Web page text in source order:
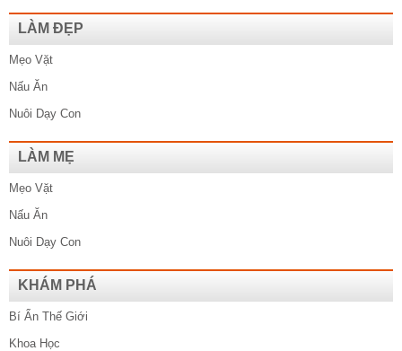
LÀM ĐẸP
Mẹo Vặt
Nấu Ăn
Nuôi Dạy Con
LÀM MẸ
Mẹo Vặt
Nấu Ăn
Nuôi Dạy Con
KHÁM PHÁ
Bí Ẩn Thế Giới
Khoa Học